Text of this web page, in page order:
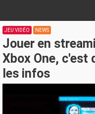
JEU VIDÉO NEWS
Jouer en
Xbox One, c'est
les infos